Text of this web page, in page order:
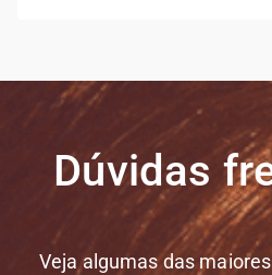
Dúvidas
Veja algumas das